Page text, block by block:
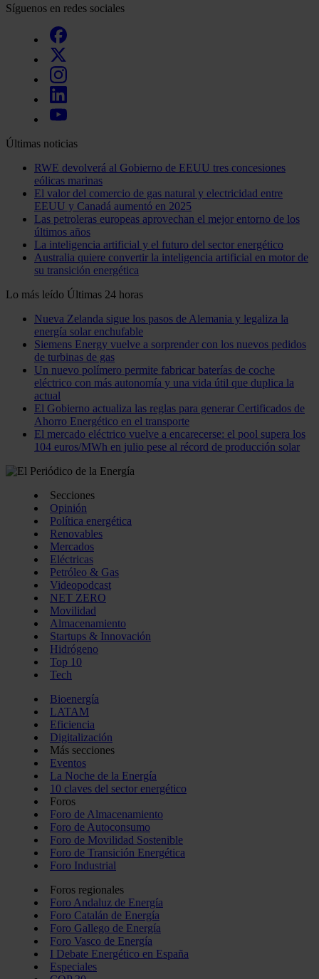
Síguenos en redes sociales
Últimas noticias
RWE devolverá al Gobierno de EEUU tres concesiones
eólicas marinas
El valor del comercio de gas natural y electricidad entre
EEUU y Canadá aumentó en 2025
Las petroleras europeas aprovechan el mejor entorno de los
últimos años
La inteligencia artificial y el futuro del sector energético
Australia quiere convertir la inteligencia artificial en motor de
su transición energética
Lo más leído Últimas 24 horas
Nueva Zelanda sigue los pasos de Alemania y legaliza la
energía solar enchufable
Siemens Energy vuelve a sorprender con los nuevos pedidos
de turbinas de gas
Un nuevo polímero permite fabricar baterías de coche
eléctrico con más autonomía y una vida útil que duplica la
actual
El Gobierno actualiza las reglas para generar Certificados de
Ahorro Energético en el transporte
El mercado eléctrico vuelve a encarecerse: el pool supera los
104 euros/MWh en julio pese al récord de producción solar
Secciones
Opinión
Política energética
Renovables
Mercados
Eléctricas
Petróleo & Gas
Videopodcast
NET ZERO
Movilidad
Almacenamiento
Startups & Innovación
Hidrógeno
Top 10
Tech
Bioenergía
LATAM
Eficiencia
Digitalización
Más secciones
Eventos
La Noche de la Energía
10 claves del sector energético
Foros
Foro de Almacenamiento
Foro de Autoconsumo
Foro de Movilidad Sostenible
Foro de Transición Energética
Foro Industrial
Foros regionales
Foro Andaluz de Energía
Foro Catalán de Energía
Foro Gallego de Energía
Foro Vasco de Energía
I Debate Energético en España
Especiales